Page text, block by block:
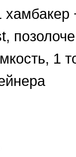
1